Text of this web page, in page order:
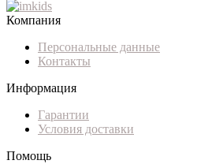
Компания
Персональные данные
Контакты
Информация
Гарантии
Условия доставки
Помощь